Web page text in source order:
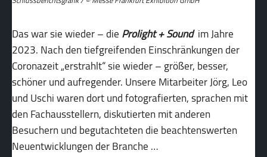
Das war sie wieder – dieProlight + Soundim Jahre
2023. Nach den tiefgreifenden Einschränkungen der
Coronazeit „erstrahlt“ sie wieder – größer, besser,
schöner und aufregender. Unsere Mitarbeiter Jörg, Leo
und Uschi waren dort und fotografierten, sprachen mit
den Fachausstellern, diskutierten mit anderen
Besuchern und begutachteten die beachtenswerten
Neuentwicklungen der Branche …